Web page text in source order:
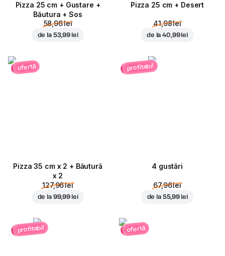
Pizza 25 cm + Gustare +
Băutura + Sos
58,96 lei
de la 53,99 lei
Pizza 25 cm + Desert
41,98 lei
de la40,99 lei
ofertă
Pizza 35 cm x 2 + Băutură
x 2
127,96 lei
de la 99,99 lei
profitabil
4 gustări
67,96 lei
de la 55,99 lei
profitabil ofertă